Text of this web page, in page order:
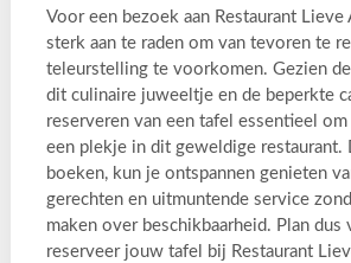
Voor een bezoek aan Restaurant Lieve
sterk aan te raden om van tevoren te
teleurstelling te voorkomen. Gezien
dit culinaire juweeltje en de beperkte
reserveren van een tafel essentieel
een plekje in dit geweldige restaurant.
boeken, kun je ontspannen genieten
gerechten en uitmuntende service
maken over beschikbaarheid. Plan dus
reserveer jouw tafel bij Restaurant